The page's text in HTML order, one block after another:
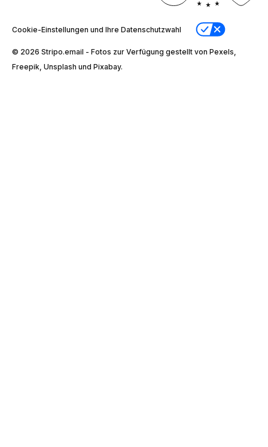
Cookie-Einstellungen und Ihre Datenschutzwahl
© 2026 Stripо.email - Fotos zur Verfügung gestellt von Pexels,
Freepik, Unsplash und Pixabay.